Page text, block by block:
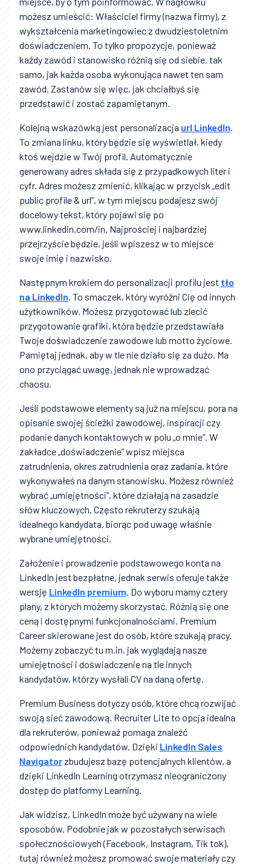
możesz umieścić: Właściciel firmy (nazwa firmy), z
wykształcenia marketingowiec z dwudziestoletnim
doświadczeniem. To tylko propozycje, ponieważ
każdy zawód i stanowisko różnią się od siebie, tak
samo, jak każda osoba wykonująca nawet ten sam
zawód. Zastanów się więc, jak chciałbyś się
przedstawić i zostać zapamiętanym.
Kolejną wskazówką jest personalizacja url LinkedIn
To zmiana linku, który będzie się wyświetlał, kiedy
ktoś wejdzie w Twój profil. Automatycznie
generowany adres składa się z przypadkowych liter i
cyfr. Adres możesz zmienić, klikając w przycisk „edit
public profile & url”, w tym miejscu podajesz swój
docelowy tekst, który pojawi się po
www.linkedin.com/in. Najprościej i najbardziej
przejrzyście będzie, jeśli wpiszesz w to miejsce
swoje imię i nazwisko.
Następnym krokiem do personalizacji profilu jest tło
na LinkedIn . To smaczek, który wyróżni Cię od innych
użytkowników. Możesz przygotować lub zlecić
przygotowanie grafiki, która będzie przedstawiała
Twoje doświadczenie zawodowe lub motto życiowe.
Pamiętaj jednak, aby w tle nie działo się za dużo. Ma
ono przyciągać uwagę, jednak nie wprowadzać
chaosu.
Jeśli podstawowe elementy są już na miejscu, pora na
opisanie swojej ścieżki zawodowej, inspiracji czy
podanie danych kontaktowych w polu „o mnie”. W
zakładce „doświadczenie” wpisz miejsca
zatrudnienia, okres zatrudnienia oraz zadania, które
wykonywałeś na danym stanowisku. Możesz również
wybrać „umiejętności”, które działają na zasadzie
słów kluczowych. Często rekruterzy szukają
idealnego kandydata, biorąc pod uwagę właśnie
wybrane umiejętności.
Założenie i prowadzenie podstawowego konta na
LinkedIn jest bezpłatne, jednak serwis oferuje także
wersję LinkedIn premium . Do wyboru mamy cztery
plany, z których możemy skorzystać. Różnią się one
ceną i dostępnymi funkcjonalnościami. Premium
Career skierowane jest do osób, które szukają pracy.
Możemy zobaczyć tu m.in. jak wyglądają nasze
umiejętności i doświadczenie na tle innych
kandydatów, którzy wysłali CV na daną ofertę.
Premium Business dotyczy osób, które chcą rozwijać
swoją sieć zawodową. Recruiter Lite to opcja idealna
dla rekruterów, ponieważ pomaga znaleźć
odpowiednich kandydatów. Dzięki LinkedIn Sales
Navigator zbudujesz bazę potencjalnych klientów, a
dzięki LinkedIn Learning otrzymasz nieograniczony
dostęp do platformy Learning.
Jak widzisz, LinkedIn może być używany na wiele
sposobów. Podobnie jak w pozostałych serwisach
społecznościowych (Facebook, Instagram, Tik tok),
tutaj również możesz promować swoje materiały czy